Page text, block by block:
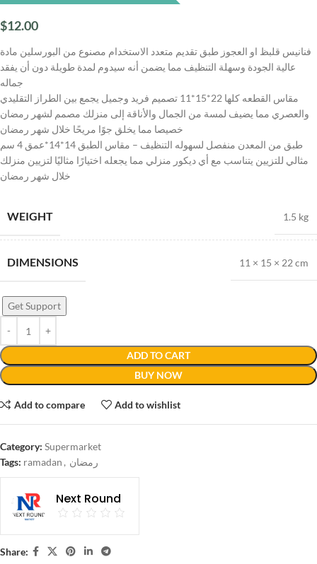
$12.00
فنانيس قلبظ او العجوز طبق تقديم متعدد الاستخدام مصنوع من البورسلين مادة
عالية الجودة وسهلة التنظيف مما يضمن أنه سيدوم لمدة طويلة دون أن يفقد
جماله
مقاس القطعه كلها 22*15*11 تصميم فريد وجميل يجمع بين الطراز التقليدي
والعصري مما يضيف لمسة من الجمال والأناقة إلى منزلك مصمم لشهر رمضان
خصيصا مما يخلق جوًا مريحًا خلال شهر رمضان
طبق من المعدن منفصل لسهوله التنظيف – مقاس الطبق 14*14*عمق 4 سم
مثالي للتزيين يتناسب مع أي ديكور منزلي مما يجعله اختيارًا مثاليًا لتزيين منزلك
خلال شهر رمضان
WEIGHT 1.5 kg
DIMENSIONS 11 × 15 × 22 cm
ADD TO CART
BUY NOW
Get Support
Add to compare Add to wishlist
Category: Supermarket
Tags: ramadan, رمضان
Next Round
Share: